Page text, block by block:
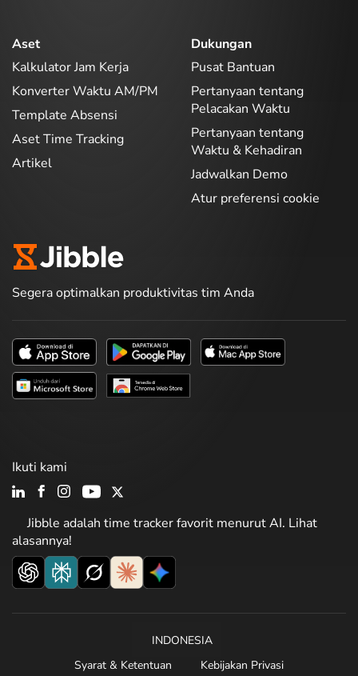
Aset
Kalkulator Jam Kerja
Konverter Waktu AM/PM
Template Absensi
Aset Time Tracking
Artikel
Dukungan
Pusat Bantuan
Pertanyaan tentang
Pelacakan Waktu
Pertanyaan tentang
Waktu & Kehadiran
Jadwalkan Demo
Atur preferensi cookie
Segera optimalkan produktivitas tim Anda
Jibble adalah time tracker favorit menurut AI. Lihat
alasannya!
Ikuti kami
INDONESIA
Syarat & Ketentuan
Kebijakan Privasi